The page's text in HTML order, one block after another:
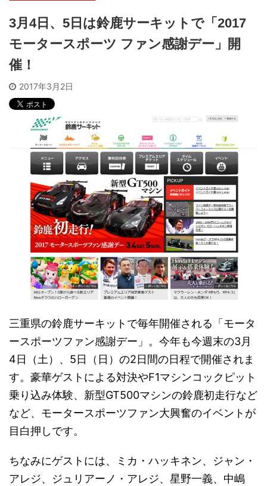
3月4日、5日は鈴鹿サーキットで「2017
モータースポーツ ファン感謝デー」開
催！
2017年3月2日
三重県の鈴鹿サーキットで毎年開催される「モータ
ースポーツファン感謝デー」。今年も今週末の3月
4日（土）、5日（日）の2日間の日程で開催されま
す。豪華ゲストによる対決やF1マシンコックピット
乗り込み体験、新型GT500マシンの鈴鹿初走行など
など、モータースポーツファン大興奮のイベントが
目白押しです。
ちなみにゲストには、ミカ・ハッキネン、ジャン・
アレジ、ジュリアーノ・アレジ、星野一義、中嶋